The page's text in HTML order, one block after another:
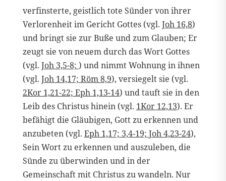
verfinsterte, geistlich tote Sünder von ihrer
Verlorenheit im Gericht Gottes (vgl. Joh 16,8)
und bringt sie zur Buße und zum Glauben; Er
zeugt sie von neuem durch das Wort Gottes
(vgl. Joh 3,5-8; ) und nimmt Wohnung in ihnen
(vgl. Joh 14,17; Röm 8,9), versiegelt sie (vgl.
2Kor 1,21-22; Eph 1,13-14) und tauft sie in den
Leib des Christus hinein (vgl. 1Kor 12,13). Er
befähigt die Gläubigen, Gott zu erkennen und
anzubeten (vgl. Eph 1,17; 3,4-19; Joh 4,23-24),
Sein Wort zu erkennen und auszuleben, die
Sünde zu überwinden und in der
Gemeinschaft mit Christus zu wandeln. Nur